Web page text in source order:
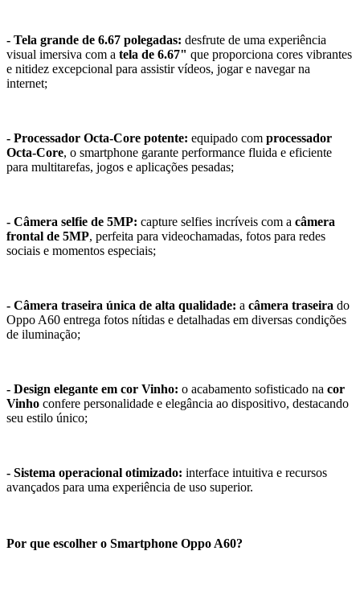
- Tela grande de 6.67 polegadas: desfrute de uma experiência
visual imersiva com a tela de 6.67" que proporciona cores vibrantes
e nitidez excepcional para assistir vídeos, jogar e navegar na
internet;
- Processador Octa-Core potente: equipado com processador
Octa-Core, o smartphone garante performance fluida e eficiente
para multitarefas, jogos e aplicações pesadas;
- Câmera selfie de 5MP: capture selfies incríveis com a câmera
frontal de 5MP, perfeita para videochamadas, fotos para redes
sociais e momentos especiais;
- Câmera traseira única de alta qualidade: a câmera traseira do
Oppo A60 entrega fotos nítidas e detalhadas em diversas condições
de iluminação;
- Design elegante em cor Vinho: o acabamento sofisticado na cor
Vinho confere personalidade e elegância ao dispositivo, destacando
seu estilo único;
- Sistema operacional otimizado: interface intuitiva e recursos
avançados para uma experiência de uso superior.
Por que escolher o Smartphone Oppo A60?